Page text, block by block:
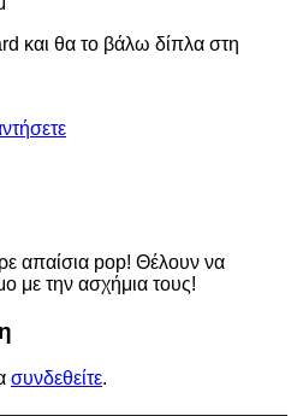
και θα το βάλω δίπλα στη
απαίσια pop! Θέλουν να
με την ασχήμια τους!
συνδεθείτε.